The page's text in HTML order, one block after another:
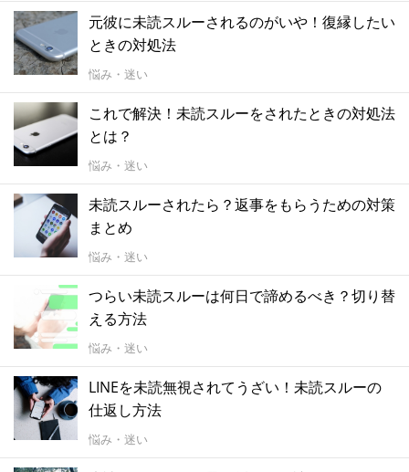
元彼に未読スルーされるのがいや！復縁したい
ときの対処法
悩み・迷い
これで解決！未読スルーをされたときの対処法
とは？
悩み・迷い
未読スルーされたら？返事をもらうための対策
まとめ
悩み・迷い
つらい未読スルーは何日で諦めるべき？切り替
える方法
悩み・迷い
LINEを未読無視されてうざい！未読スルーの
仕返し方法
悩み・迷い